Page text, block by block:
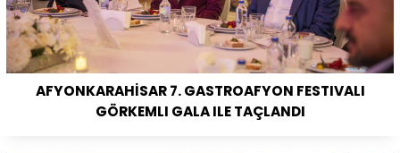
AFYONKARAHİSAR 7. GASTROAFYON FESTIVALI
GÖRKEMLI GALA ILE TAÇLANDI